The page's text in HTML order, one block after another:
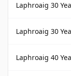
Laphroaig 30
Laphroaig 30
Laphroaig 40